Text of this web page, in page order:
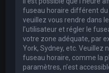
fuseau horaire différent du
veuillez vous rendre dans
l’utilisateur et régler le
votre zone adéquate, par
York, Sydney, etc. Veuillez
fuseau horaire, comme la
paramètres, n’est